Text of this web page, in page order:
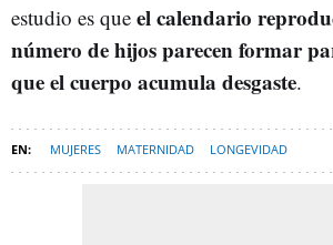
estudio es que el calendario
número de hijos parecen formar
que el cuerpo acumula desgaste.
MUJERES MATERNIDAD LONGEVIDAD